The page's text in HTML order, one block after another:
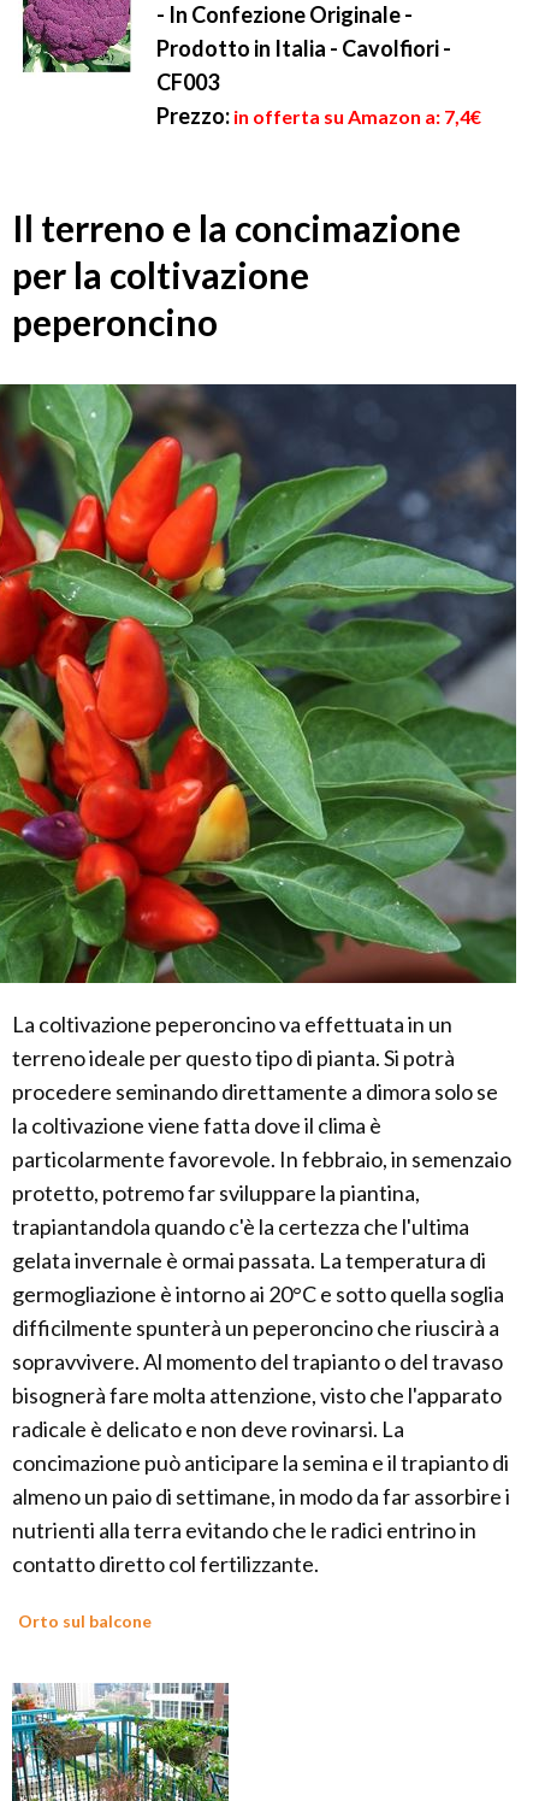
- In Confezione Originale -
Prodotto in Italia - Cavolfiori -
CF003
Prezzo: in offerta su Amazon a: 7,4€
Il terreno e la concimazione
per la coltivazione
peperoncino
La coltivazione peperoncino va effettuata in un
terreno ideale per questo tipo di pianta. Si potrà
procedere seminando direttamente a dimora solo se
la coltivazione viene fatta dove il clima è
particolarmente favorevole. In febbraio, in semenzaio
protetto, potremo far sviluppare la piantina,
trapiantandola quando c'è la certezza che l'ultima
gelata invernale è ormai passata. La temperatura di
germogliazione è intorno ai 20°C e sotto quella soglia
difficilmente spunterà un peperoncino che riuscirà a
sopravvivere. Al momento del trapianto o del travaso
bisognerà fare molta attenzione, visto che l'apparato
radicale è delicato e non deve rovinarsi. La
concimazione può anticipare la semina e il trapianto di
almeno un paio di settimane, in modo da far assorbire i
nutrienti alla terra evitando che le radici entrino in
contatto diretto col fertilizzante.
Orto sul balcone